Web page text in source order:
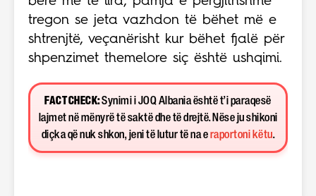
tregon se jeta vazhdon të bëhet më e
shtrenjtë, veçanërisht kur bëhet fjalë për
shpenzimet themelore siç është ushqimi.
FACT CHECK:Synimi i JOQ Albania është t’i paraqesë
lajmet në mënyrë të saktë dhe të drejtë. Nëse ju shikoni
diçka që nuk shkon, jeni të lutur të na e raportoni këtu.